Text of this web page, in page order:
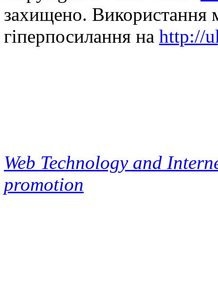
захищено. Використання
гіперпосилання на http://
Web Technology and
promotion